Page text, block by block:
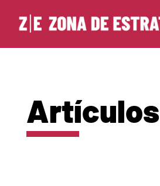
Artículos